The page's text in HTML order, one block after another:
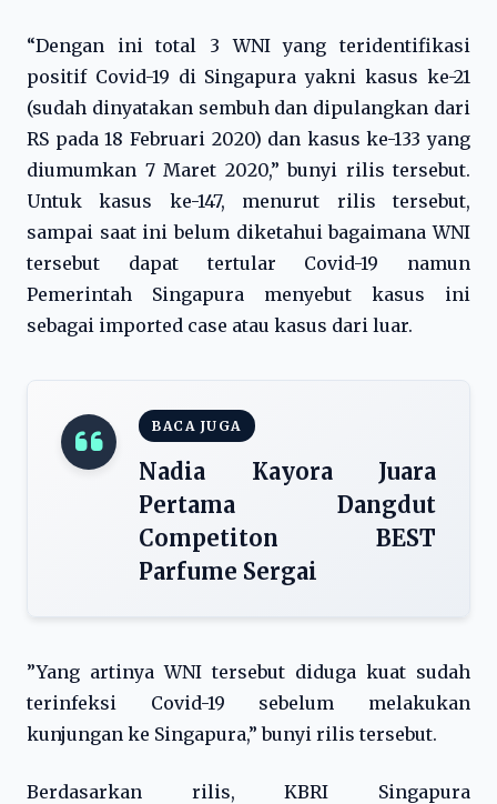
“Dengan ini total 3 WNI yang teridentifikasi
positif Covid-19 di Singapura yakni kasus ke-21
(sudah dinyatakan sembuh dan dipulangkan dari
RS pada 18 Februari 2020) dan kasus ke-133 yang
diumumkan 7 Maret 2020,” bunyi rilis tersebut.
Untuk kasus ke-147, menurut rilis tersebut,
sampai saat ini belum diketahui bagaimana WNI
tersebut dapat tertular Covid-19 namun
Pemerintah Singapura menyebut kasus ini
sebagai imported case atau kasus dari luar.
BACA JUGA
Nadia Kayora Juara
Pertama Dangdut
Competiton BEST
Parfume Sergai
”Yang artinya WNI tersebut diduga kuat sudah
terinfeksi Covid-19 sebelum melakukan
kunjungan ke Singapura,” bunyi rilis tersebut.
Berdasarkan rilis, KBRI Singapura